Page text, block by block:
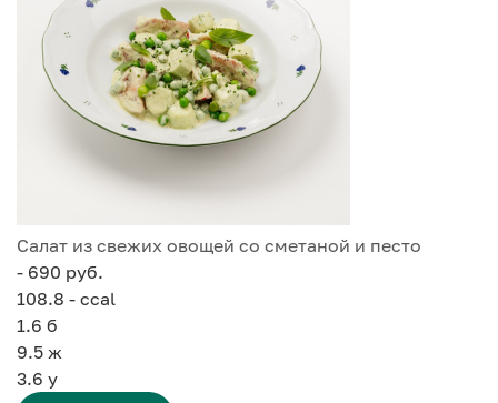
Салат из свежих овощей со сметаной и песто
- 690 руб.
108.8 - ccal
1.6 б
9.5 ж
3.6 у